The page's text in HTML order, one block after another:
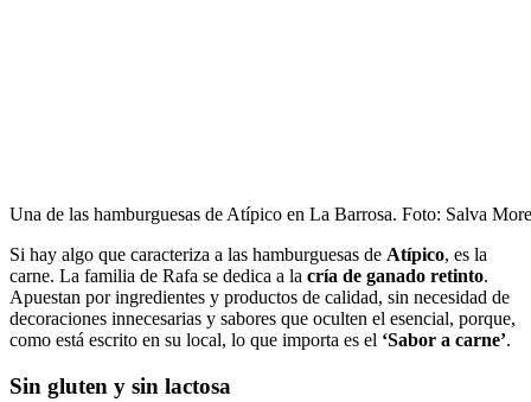
Una de las hamburguesas de Atípico en La Barrosa. Foto: Salva
Si hay algo que caracteriza a las hamburguesas de Atípico, es la
carne. La familia de Rafa se dedica a la cría de ganado retinto.
Apuestan por ingredientes y productos de calidad, sin necesidad de
decoraciones innecesarias y sabores que oculten el esencial, porque,
como está escrito en su local, lo que importa es el ‘Sabor a carne’.
Sin gluten y sin lactosa